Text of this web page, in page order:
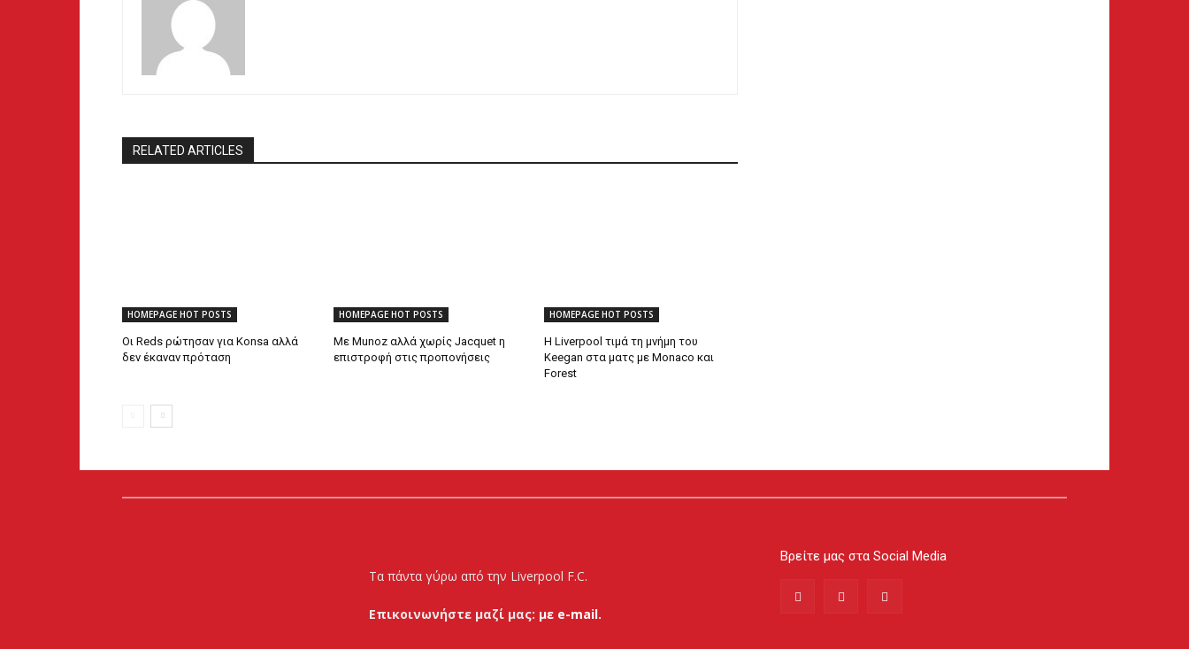
RELATED ARTICLES
HOMEPAGE HOT POSTS
Οι Reds ρώτησαν για Konsa αλλά
δεν έκαναν πρόταση
HOMEPAGE HOT POSTS
Με Munoz αλλά χωρίς Jacquet η
επιστροφή στις προπονήσεις
HOMEPAGE HOT POSTS
Η Liverpool τιμά τη μνήμη του
Keegan στα ματς με Monaco και
Forest
Τα πάντα γύρω από την Liverpool F.C.
Επικοινωνήστε μαζί μας: με e-mail.
Βρείτε μας στα Social Media